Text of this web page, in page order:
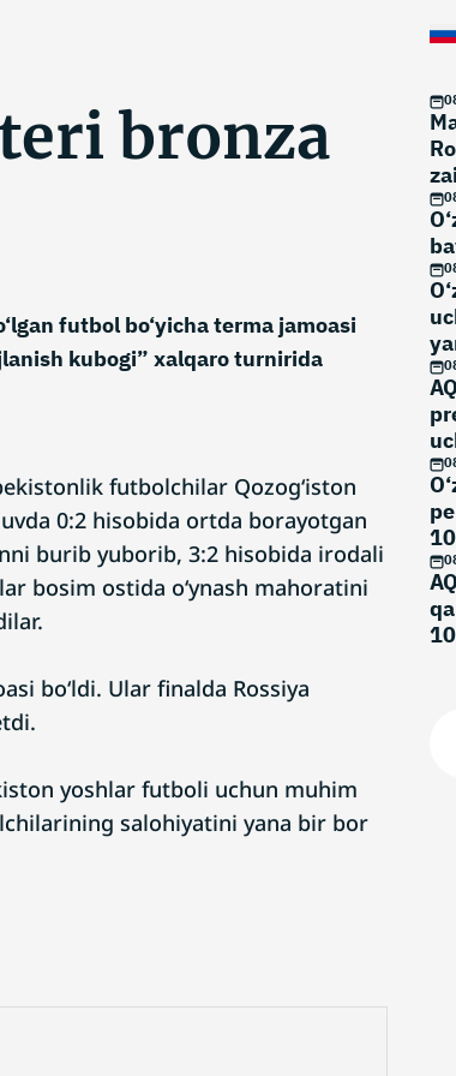
bronza
futbol bo‘yicha terma jamoasi
kubogi” xalqaro turnirida
futbolchilar Qozog‘iston
0:2 hisobida ortda borayotgan
burib yuborib, 3:2 hisobida irodali
bosim ostida o‘ynash mahoratini
bo‘ldi. Ular finalda Rossiya
yoshlar futboli uchun muhim
salohiyatini yana bir bor